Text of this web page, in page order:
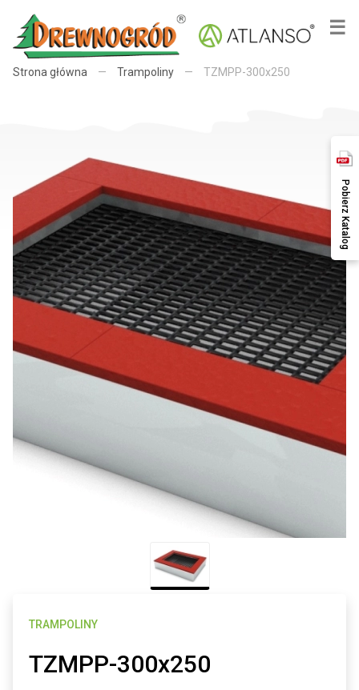
☰
×
Pobierz Katalog
Strona główna — Trampoliny — TZMPP-300x250
TRAMPOLINY
TZMPP-300x250